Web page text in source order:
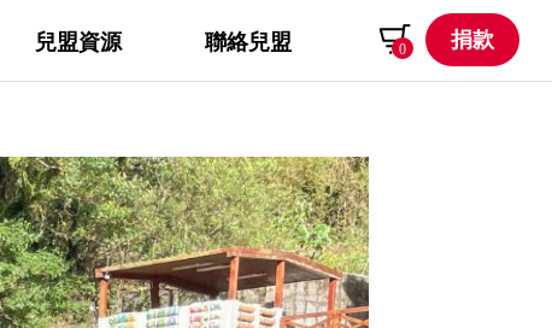
兒盟資源 聯絡兒盟 0 捐款